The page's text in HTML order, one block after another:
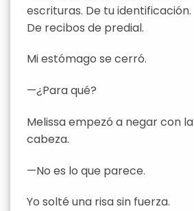
escrituras. De tu identificación.
De recibos de predial.
Mi estómago se cerró.
—¿Para qué?
Melissa empezó a negar con la
cabeza.
—No es lo que parece.
Yo solté una risa sin fuerza.